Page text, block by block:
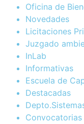
Oficina de
Novedades
Licitaciones
Juzgado
InLab
Informativas
Escuela de
Destacadas
Convocatorias